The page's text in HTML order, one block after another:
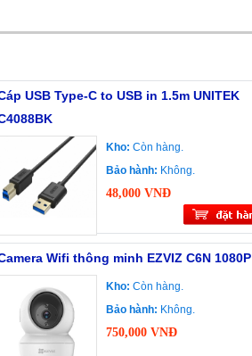
USB Type-C to USB in 1.5m UNITEK
Kho: Còn hàng.
Bảo hành: Không.
48,000 VNĐ
Wifi thông minh EZVIZ C6N 1080P
Kho: Còn hàng.
Bảo hành: Không.
750,000 VNĐ